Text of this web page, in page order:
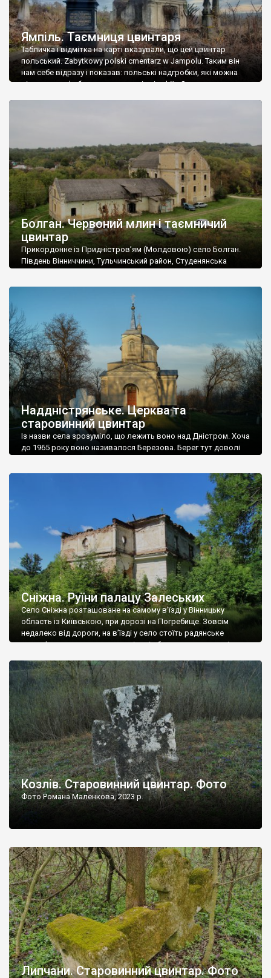
Ямпіль. Таємниця цвинтаря
Табличка і відмітка на карті вказували, що цей цвинтар
польський. Zabytkowy polski cmentarz w Jampolu. Таким він
нам себе відразу і показав: польські надгробки, які можна
віднести до фабричних, польські епітафії… Загалом цвинтар
Болган. Червоний млин і таємничий
цвинтар
Прикордонне із Придністров’ям (Молдовою) село Болган.
Південь Вінниччини, Тульчинський район, Студенянська
старовинний цвинтар із кам’яними хрестами. Всі епітафії, які
збереглися, написані кирилицею, церковнослов’янською
мовою. За всіма традиційними ознаками – цвинтар
український. Хрести датуються 19 століттям. У 1924-1940
роках Болган […]
Наддністрянське. Церква та
старовинний цвинтар
Із назви села зрозуміло, що лежить воно над Дністром. Хоча
до 1965 року воно називалося Березова. Берег тут доволі
Наддністрянське відрізняється від більшості навколишніх
сіл. У селі є мурована Михайлівська церква. Точної дати […]
Сніжна. Руїни палацу Залеських
Село Сніжна розташоване на самому в’їзді у Вінницьку
область із Київською, при дорозі на Погребище. Зовсім
недалеко від дороги, на в’їзді у село стоїть радянське
рельєфне пано, яке показує жінку і яблуню, а трохи далі, десь
не видно, але видно дві стареньких колії у траві – […]
Козлів. Старовинний цвинтар. Фото
Фото Романа Маленкова, 2023 р.
Липчани. Старовинний цвинтар. Фото